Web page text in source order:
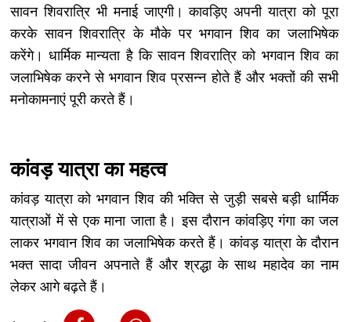
सावन शिवरात्रि भी मनाई जाएगी। कावड़िए अपनी यात्रा को पूरा
करके सावन शिवरात्रि के मौके पर भगवान शिव का जलाभिषेक
करेंगे। धार्मिक मान्यता है कि सावन शिवरात्रि को भगवान शिव का
जलाभिषेक करने से भगवान शिव प्रसन्न होते हैं और भक्तों की सभी
मनोकामनाएं पूरी करते हैं।
कांवड़ यात्रा का महत्व
कांवड़ यात्रा को भगवान शिव की भक्ति से जुड़ी सबसे बड़ी धार्मिक
यात्राओं में से एक माना जाता है। इस दौरान कांवड़िए गंगा का जल
लाकर भगवान शिव का जलाभिषेक करते हैं। कांवड़ यात्रा के दौरान
भक्त सादा जीवन अपनाते हैं और श्रद्धा के साथ महादेव का नाम
लेकर आगे बढ़ते हैं।